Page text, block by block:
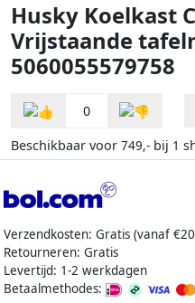
Husky Koelkast
Vrijstaande
5060055579758
0
Beschikbaar voor 749,- bij 1
Verzendkosten: Gratis (vanaf
Retourneren: Gratis
Levertijd: 1-2 werkdagen
Betaalmethodes: